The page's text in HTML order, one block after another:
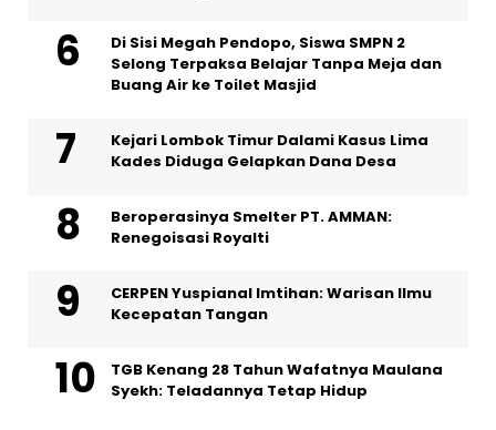
Di Sisi Megah Pendopo, Siswa SMPN 2
Selong Terpaksa Belajar Tanpa Meja dan
Buang Air ke Toilet Masjid
Kejari Lombok Timur Dalami Kasus Lima
Kades Diduga Gelapkan Dana Desa
Beroperasinya Smelter PT. AMMAN:
Renegoisasi Royalti
CERPEN Yuspianal Imtihan: Warisan Ilmu
Kecepatan Tangan
TGB Kenang 28 Tahun Wafatnya Maulana
Syekh: Teladannya Tetap Hidup